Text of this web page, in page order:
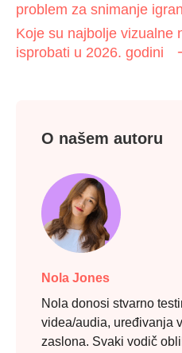
problem za snimanje
Koje su najbolje vizualne
isprobati u 2026. godini
O našem autoru
Nola Jones
Nola donosi stvarno
videa/audia, uređivanja
zaslona. Svaki vodič